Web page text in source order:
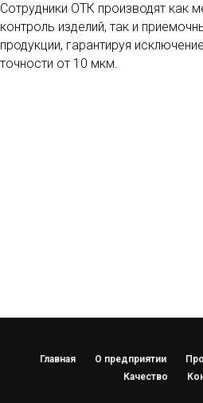
Сотрудники ОТК производят как
контроль изделий, так и
продукции, гарантируя
точности от 10 мкм.
Главная О предприятии
Качество